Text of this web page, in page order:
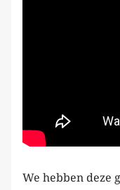
We hebben deze